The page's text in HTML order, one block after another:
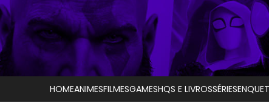
HOMEANIMESFILMESGAMESHQS E LIVROSSÉRIES